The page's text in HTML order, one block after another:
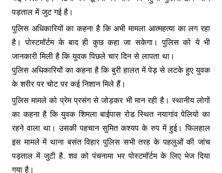
पड़ताल में जुट गई है।
पुलिस अधिकारियों का कहना है कि अभी मामला आत्महत्या का लग रहा
है। पोस्टमॉर्टम के बाद ही कुछ कहा जा सकेगा। पुलिस को ये भी
जानकारी मिली है कि युवक पिछले चार दिन से लापता था।
पुलिस अधिकारियों का कहना है कि बुरी हालत में पेड़ से लटके हुए युवक
के शरीर पर चोट पर कई निशान मिले हैं।
पुलिस मामले को प्रेम प्रसंग से जोड़कर भी मान रही है। स्थानीय लोगों
का कहना है कि युवक शिमला बाईपास रोड स्थित नयागांव पेलियो का
रहने वाला था। उसकी पहचान सुमित कश्यप के रुप में हुई। फिलहाल
इस मामले में थाना बसंत विहार पुलिस सभी तरह के पहलुओं की जांच
पड़ताल में जुटी है. शव को पंचनामा भर पोस्टमॉर्टम के लिए भेज दिया
गया है।